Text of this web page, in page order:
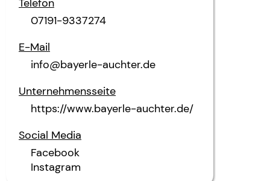
07191-9337274
E-Mail
info@bayerle-auchter.de
Unternehmensseite
https://www.bayerle-auchter.de/
Social Media
Facebook
Instagram